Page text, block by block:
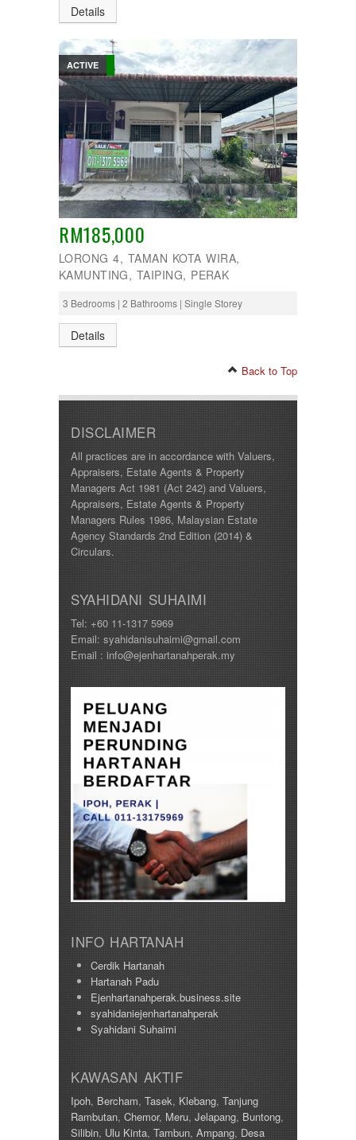
Details
ACTIVE
RM185,000
LORONG 4, TAMAN KOTA WIRA,
KAMUNTING, TAIPING, PERAK
3 Bedrooms | 2 Bathrooms | Single Storey
Details
Back to Top
DISCLAIMER
All practices are in accordance with Valuers,
Appraisers, Estate Agents & Property
Managers Act 1981 (Act 242) and Valuers,
Appraisers, Estate Agents & Property
Managers Rules 1986, Malaysian Estate
Agency Standards 2nd Edition (2014) &
Circulars.
SYAHIDANI SUHAIMI
Tel: +60 11-1317 5969
Email: syahidanisuhaimi@gmail.com
Email : info@ejenhartanahperak.my
INFO HARTANAH
Cerdik Hartanah
Hartanah Padu
Ejenhartanahperak.business.site
syahidaniejenhartanahperak
Syahidani Suhaimi
KAWASAN AKTIF
Ipoh,Bercham,Tasek,Klebang,Tanjung
Rambutan,Chemor,Meru,Jelapang,Buntong,
Silibin,Ulu Kinta,Tambun,Ampang,Desa